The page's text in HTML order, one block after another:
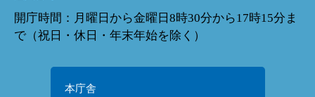
開庁時間：月曜日から金曜日8時30分から17時15分ま
で（祝日・休日・年末年始を除く）
本庁舎